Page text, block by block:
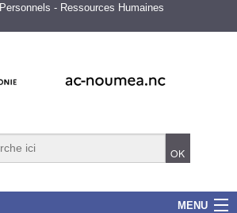
Personnels - Ressources Humaines
MENU